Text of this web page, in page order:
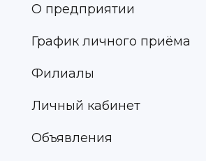
О предприятии
График личного приёма
Филиалы
Личный кабинет
Объявления